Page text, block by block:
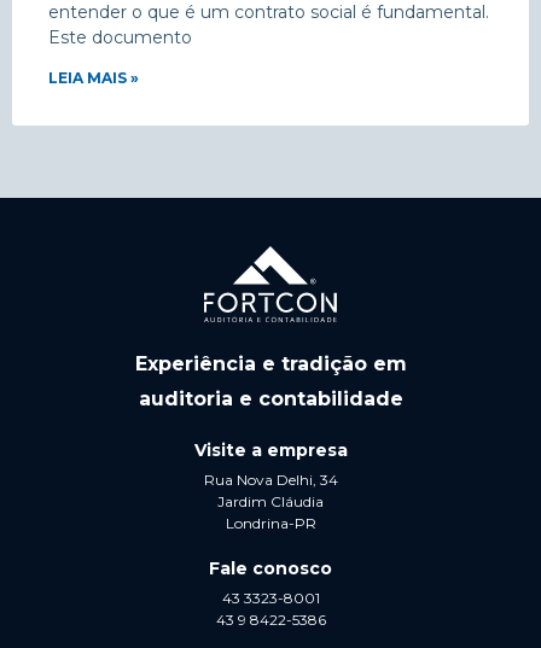
entender o que é um contrato social é fundamental.
Este documento
LEIA MAIS »
Experiência e tradição em
auditoria e contabilidade
Visite a empresa
Rua Nova Delhi, 34
Jardim Cláudia
Londrina-PR
Fale conosco
43 3323-8001
43 9 8422-5386